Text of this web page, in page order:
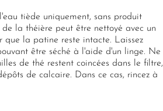
tiède uniquement, sans produit
la théière peut être nettoyé avec un
que la patine reste intacte. Laissez
être séché à l'aide d'un linge. Ne
de thé restent coincées dans le filtre,
de calcaire. Dans ce cas, rincez à